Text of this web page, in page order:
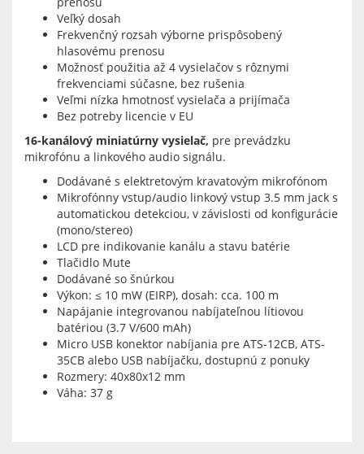
Veľký dosah
Frekvenčný rozsah výborne prispôsobený
hlasovému prenosu
Možnosť použitia až 4 vysielačov s rôznymi
frekvenciami súčasne, bez rušenia
Veľmi nízka hmotnosť vysielača a prijímača
Bez potreby licencie v EU
16-kanálový miniatúrny vysielač, pre prevádzku
mikrofónu a linkového audio signálu.
Dodávané s elektretovým kravatovým mikrofónom
Mikrofónny vstup/audio linkový vstup 3.5 mm jack s
automatickou detekciou, v závislosti od konfigurácie
(mono/stereo)
LCD pre indikovanie kanálu a stavu batérie
Tlačidlo Mute
Dodávané so šnúrkou
Výkon: ≤ 10 mW (EIRP), dosah: cca. 100 m
Napájanie integrovanou nabíjateľnou lítiovou
batériou (3.7 V/600 mAh)
Micro USB konektor nabíjania pre ATS-12CB, ATS-
35CB alebo USB nabíjačku, dostupnú z ponuky
Rozmery: 40x80x12 mm
Váha: 37 g